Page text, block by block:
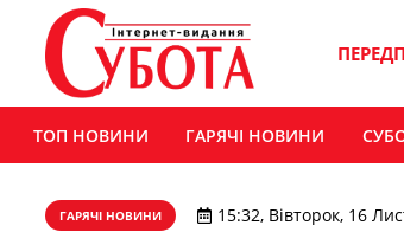
ТОП НОВИНИ ГАРЯЧІ НОВИНИ
ГАРЯЧІ НОВИНИ 15:32, Вівторок, 16